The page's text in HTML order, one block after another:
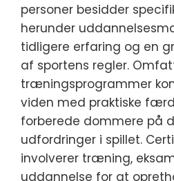
personer besidder
herunder
tidligere erfaring og en
af sportens regler.
træningsprogrammer
viden med praktiske
forberede dommere på
udfordringer i spillet.
involverer træning,
uddannelse for at